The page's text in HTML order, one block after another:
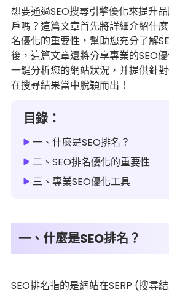
想要通過SEO搜尋引擎優化來提升
戶嗎？這篇文章首先將詳細介紹什
名優化的重要性，幫助您充分了解
後，這篇文章還將分享專業的SEO
一鍵分析您的網站狀況，并提供針
在搜尋結果當中脫穎而出！
目錄：
一、什麼是SEO排名？
二、SEO排名優化的重要性
三、專業SEO優化工具
一、什麼是SEO排名？
SEO排名指的是網站在SERP (搜尋